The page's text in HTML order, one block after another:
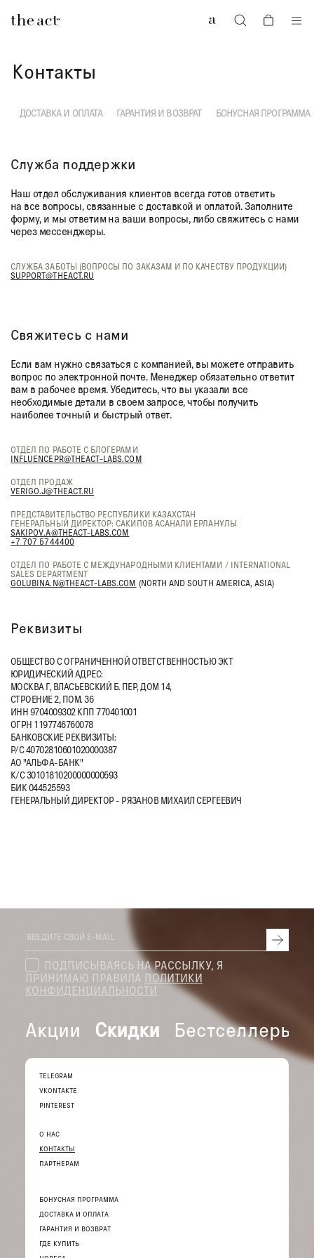
Контакты
ДОСТАВКА И ОПЛАТА ГАРАНТИЯ И ВОЗВРАТ БОНУСНАЯ ПРОГРАММА
Служба поддержки
Наш отдел обслуживания клиентов всегда готов ответить
на все вопросы, связанные с доставкой и оплатой. Заполните
форму, и мы ответим на ваши вопросы, либо свяжитесь с нами
через мессенджеры.
CЛУЖБА ЗАБОТЫ (ВОПРОСЫ ПО ЗАКАЗАМ И ПО КАЧЕСТВУ ПРОДУКЦИИ)
SUPPORT@THEACT.RU
Свяжитесь с нами
Если вам нужно связаться с компанией, вы можете отправить
вопрос по электронной почте. Менеджер обязательно ответит
вам в рабочее время. Убедитесь, что вы указали все
необходимые детали в своем запросе, чтобы получить
наиболее точный и быстрый ответ.
ОТДЕЛ ПО РАБОТЕ С БЛОГЕРАМИ
INFLUENCEPR@THEACT-LABS.COM
ОТДЕЛ ПРОДАЖ
VERIGO.J@THEACT.RU
ПРЕДСТАВИТЕЛЬСТВО РЕСПУБЛИКИ КАЗАХСТАН
ГЕНЕРАЛЬНЫЙ ДИРЕКТОР: САКИПОВ АСАНАЛИ ЕРЛАНҰЛЫ
SAKIPOV.A@THEACT-LABS.COM
+7 707 5744400
ОТДЕЛ ПО РАБОТЕ С МЕЖДУНАРОДНЫМИ КЛИЕНТАМИ / INTERNATIONAL
SALES DEPARTMENT
GOLUBINA.N@THEACT-LABS.COM (NORTH AND SOUTH AMERICA, ASIA)
Реквизиты
ОБЩЕСТВО С ОГРАНИЧЕННОЙ ОТВЕТСТВЕННОСТЬЮ ЭКТ
ЮРИДИЧЕСКИЙ АДРЕС:
МОСКВА Г, ВЛАСЬЕВСКИЙ Б. ПЕР, ДОМ 14,
СТРОЕНИЕ 2, ПОМ. 36
ИНН 9704009302 КПП 770401001
ОГРН 1197746760078
БАНКОВСКИЕ РЕКВИЗИТЫ:
Р/С 40702810601020000387
АО "АЛЬФА-БАНК"
К/С 30101810200000000593
БИК 044525593
ГЕНЕРАЛЬНЫЙ ДИРЕКТОР - РЯЗАНОВ МИХАИЛ СЕРГЕЕВИЧ
ПОДПИСЫВАЯСЬ НА РАССЫЛКУ, Я
ПРИНИМАЮ ПРАВИЛА ПОЛИТИКИ
КОНФИДЕНЦИАЛЬНОСТИ
Акции Скидки Бестселлеры
TELEGRAM
VKONTAKTE
PINTEREST
О НАС
КОНТАКТЫ
ПАРТНЕРАМ
БОНУСНАЯ ПРОГРАММА
ДОСТАВКА И ОПЛАТА
ГАРАНТИЯ И ВОЗВРАТ
ГДЕ КУПИТЬ